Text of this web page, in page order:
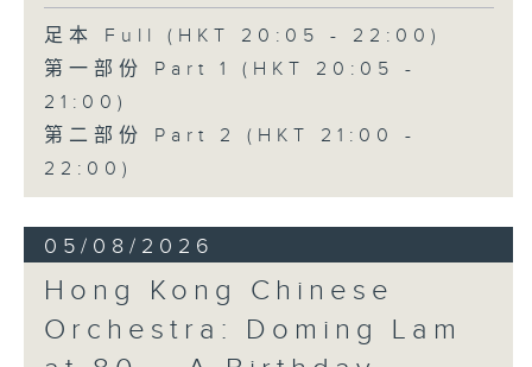
Technology
Recorded at Hong Kong City Hall
Theatre on 10/6/2026
創意間的親暱2026：世界首演音樂會
哈里．貢沙理士
梅迪拿
《再度一起》 (10’)
盛宗亮
足本 Full (HKT 20:05 - 22:00)
第一部份 Part 1 (HKT 20:05 -
21:00)
第二部份 Part 2 (HKT 21:00 -
22:00)
05/08/2026
Hong Kong Chinese
Orchestra: Doming Lam